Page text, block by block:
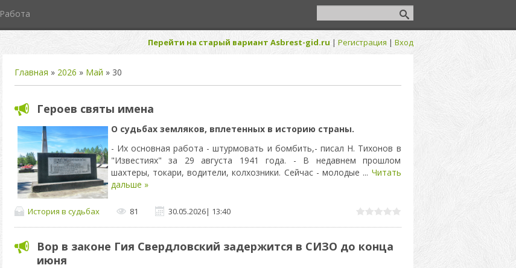
Работа
Перейти на старый вариант Asbrest-gid.ru | Регистрация | Вход
Главная » 2026 » Май » 30
Героев святы имена
О судьбах земляков, вплетенных в историю страны.
- Их основная работа - штурмовать и бомбить,- писал Н. Тихонов в
"Известиях" за 29 августа 1941 года. - В недавнем прошлом
шахтеры, токари, водители, колхозники. Сейчас - молодые ... Читать
дальше »
История в судьбах 81 30.05.2026| 13:40
Вор в законе Гия Свердловский задержится в СИЗО до конца
июня